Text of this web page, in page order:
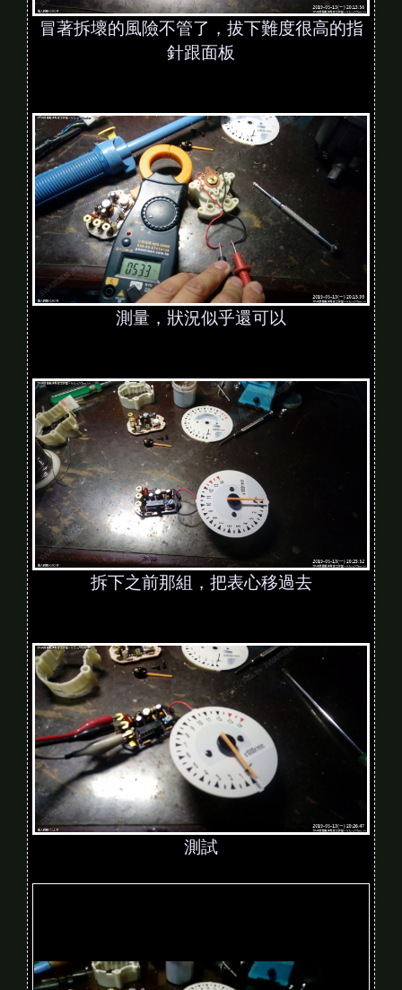
冒著拆壞的風險不管了，拔下難度很高的指
針跟面板
測量，狀況似乎還可以
拆下之前那組，把表心移過去
測試